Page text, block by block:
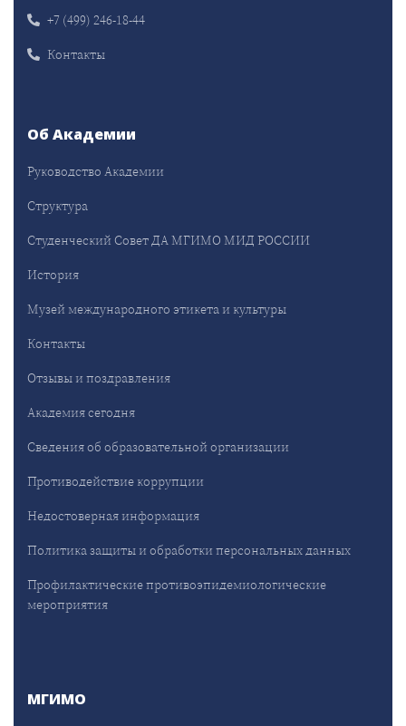
+7 (499) 246-18-44
Контакты
Об Академии
Руководство Академии
Структура
Студенческий Совет ДА МГИМО МИД РОССИИ
История
Музей международного этикета и культуры
Контакты
Отзывы и поздравления
Академия сегодня
Сведения об образовательной организации
Противодействие коррупции
Недостоверная информация
Политика защиты и обработки персональных данных
Профилактические противоэпидемиологические
мероприятия
МГИМО